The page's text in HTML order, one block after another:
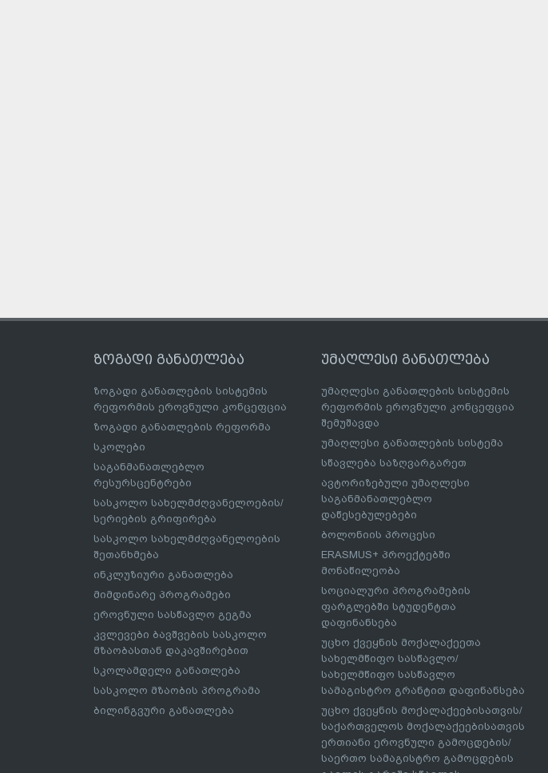
ზოგადი განათლება
ზოგადი განათლების სისტემის
რეფორმის ეროვნული კონცეფცია
ზოგადი განათლების რეფორმა
სკოლები
საგანმანათლებლო
რესურსცენტრები
სასკოლო სახელმძღვანელოების/
სერიების გრიფირება
სასკოლო სახელმძღვანელოების
შეთანხმება
ინკლუზიური განათლება
მიმდინარე პროგრამები
ეროვნული სასწავლო გეგმა
კვლევები ბავშვების სასკოლო
მზაობასთან დაკავშირებით
სკოლამდელი განათლება
სასკოლო მზაობის პროგრამა
ბილინგვური განათლება
უმაღლესი განათლება
უმაღლესი განათლების სისტემის
რეფორმის ეროვნული კონცეფცია
შემუშავდა
უმაღლესი განათლების სისტემა
სწავლება საზღვარგარეთ
ავტორიზებული უმაღლესი
საგანმანათლებლო
დაწესებულებები
ბოლონიის პროცესი
ERASMUS+ პროექტებში
მონაწილეობა
სოციალური პროგრამების
ფარგლებში სტუდენტთა
დაფინანსება
უცხო ქვეყნის მოქალაქეეთა
სახელმწიფო სასწავლო/
სახელმწიფო სასწავლო
სამაგისტრო გრანტით დაფინანსება
უცხო ქვეყნის მოქალაქეებისათვის/
საქართველოს მოქალაქეებისათვის
ერთიანი ეროვნული გამოცდების/
საერთო სამაგისტრო გამოცდების